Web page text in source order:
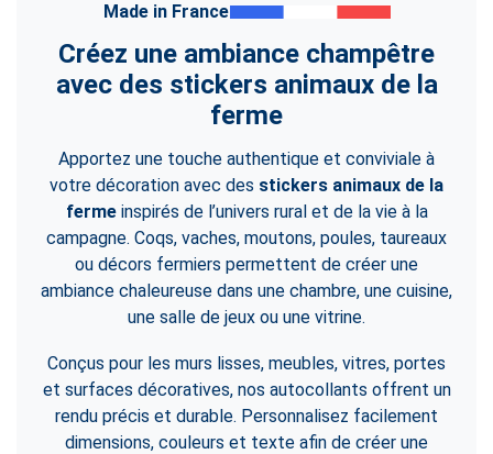
Made in France
Créez une ambiance champêtre
avec des stickers animaux de la
ferme
Apportez une touche authentique et conviviale à
votre décoration avec des stickers animaux de la
fermeinspirés de l’univers rural et de la vie à la
campagne. Coqs, vaches, moutons, poules, taureaux
ou décors fermiers permettent de créer une
ambiance chaleureuse dans une chambre, une cuisine,
une salle de jeux ou une vitrine.
Conçus pour les murs lisses, meubles, vitres, portes
et surfaces décoratives, nos autocollants offrent un
rendu précis et durable. Personnalisez facilement
dimensions, couleurs et texte afin de créer une